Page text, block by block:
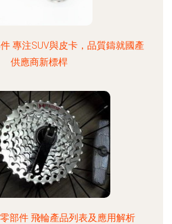
專注SUV與皮卡，品質鑄就國產
供應商新標桿
部件 飛輪產品列表及應用解析